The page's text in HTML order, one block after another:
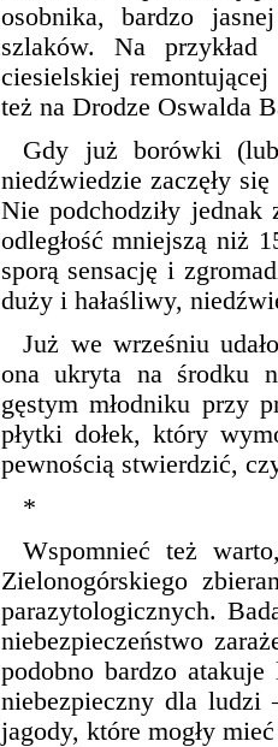
osobnika, bardzo
szlaków. Na
ciesielskiej
też na Drodze Oswalda
Gdy już borówki
niedźwiedzie zaczęły
Nie podchodziły
odległość mniejszą niż
sporą sensację i
duży i hałaśliwy,
Już we wrześniu
ona ukryta na środku
gęstym młodniku przy
płytki dołek, który
pewnością stwierdzić,
*
Wspomnieć też
Zielonogórskiego
parazytologicznych.
niebezpieczeństwo
podobno bardzo
niebezpieczny dla ludzi
jagody, które mogły